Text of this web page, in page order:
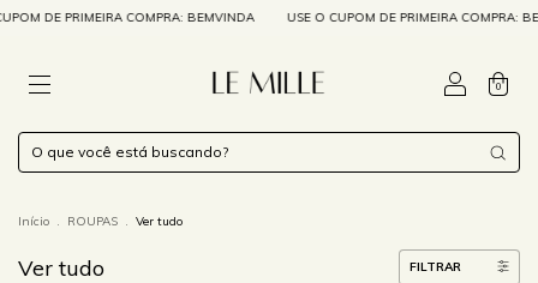
COMPRA: BEMVINDA USE O CUPOM DE PRIMEIRA COMPRA: BEMVINDA USE
0
Início . ROUPAS . Ver tudo
Ver tudo FILTRAR